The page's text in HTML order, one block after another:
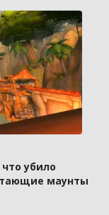
убило
маунты